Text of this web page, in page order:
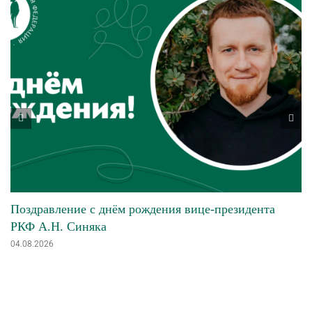
Поздравление с днём рождения вице-президента
РКФ А.Н. Синяка
04.08.2026